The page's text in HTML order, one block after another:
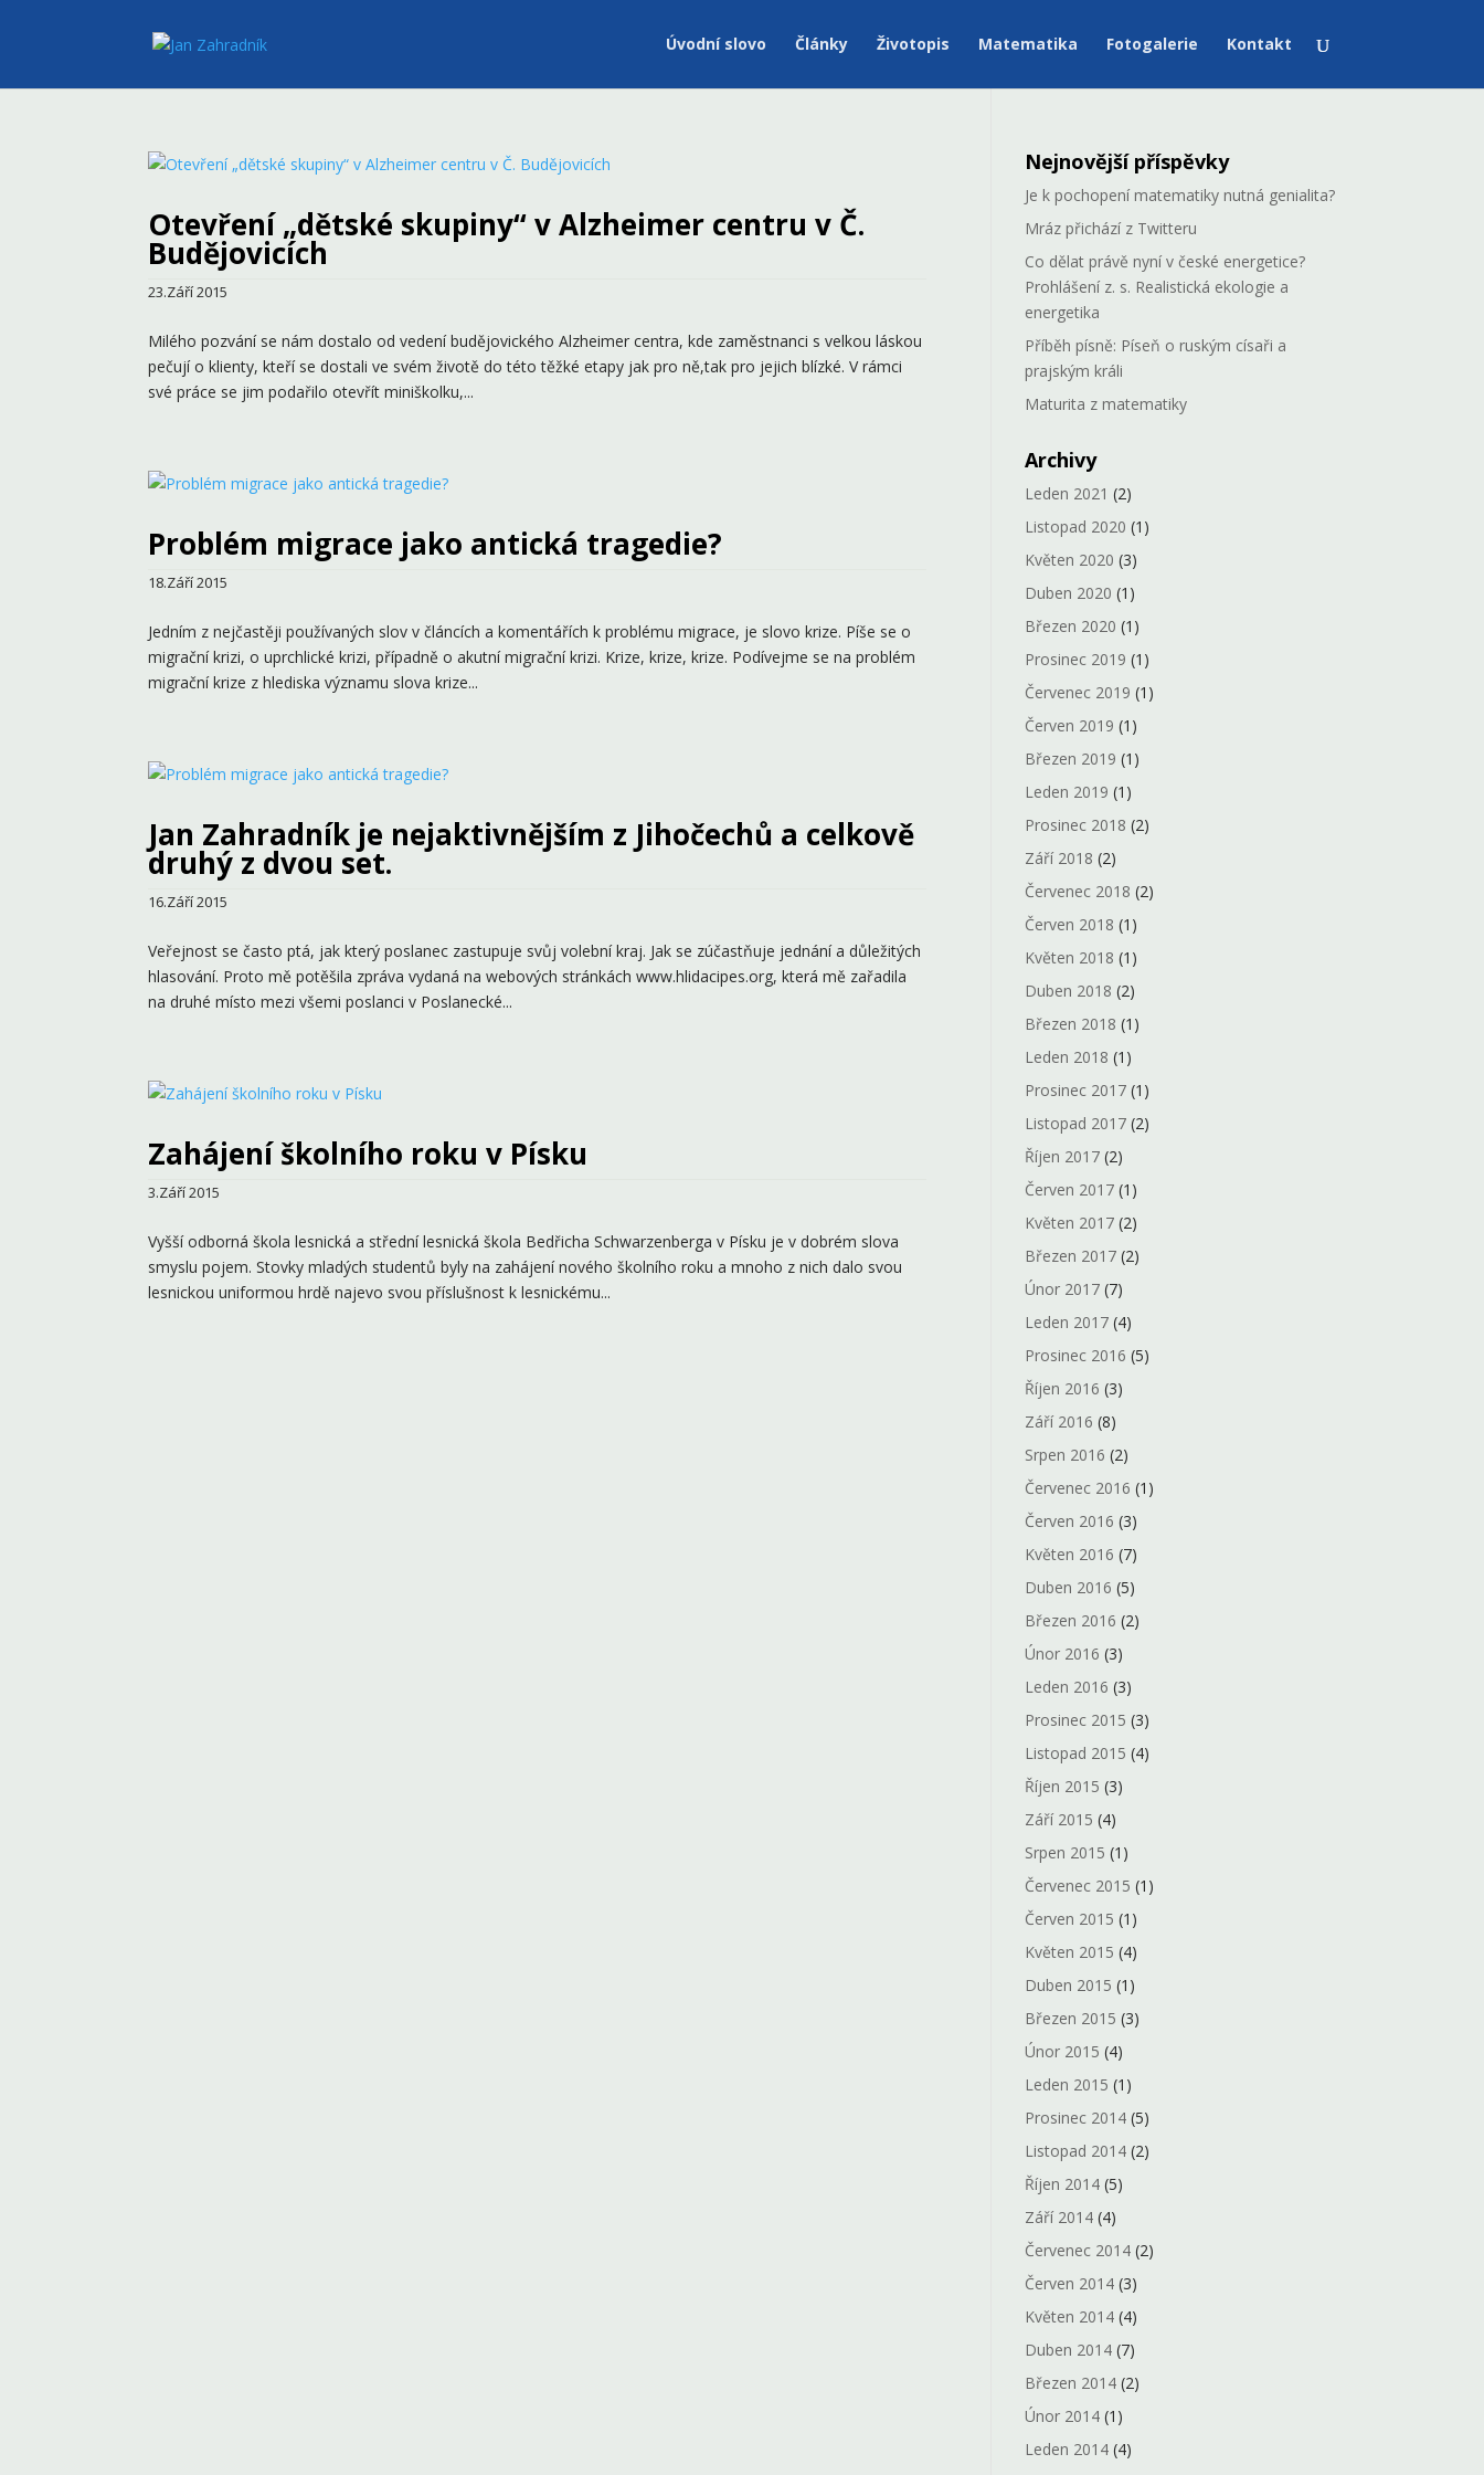
Úvodní slovo Články Životopis Matematika Fotogalerie Kontakt
Otevření „dětské skupiny“ v Alzheimer centru v Č.
Budějovicích
23.Září 2015
Milého pozvání se nám dostalo od vedení budějovického Alzheimer centra, kde zaměstnanci s velkou láskou
pečují o klienty, kteří se dostali ve svém životě do této těžké etapy jak pro ně,tak pro jejich blízké. V rámci
své práce se jim podařilo otevřít miniškolku,...
Problém migrace jako antická tragedie?
18.Září 2015
Jedním z nejčastěji používaných slov v článcích a komentářích k problému migrace, je slovo krize. Píše se o
migrační krizi, o uprchlické krizi, případně o akutní migrační krizi. Krize, krize, krize. Podívejme se na problém
migrační krize z hlediska významu slova krize...
Jan Zahradník je nejaktivnějším z Jihočechů a celkově
druhý z dvou set.
16.Září 2015
Veřejnost se často ptá, jak který poslanec zastupuje svůj volební kraj. Jak se zúčastňuje jednání a důležitých
hlasování. Proto mě potěšila zpráva vydaná na webových stránkách www.hlidacipes.org, která mě zařadila
na druhé místo mezi všemi poslanci v Poslanecké...
Zahájení školního roku v Písku
3.Září 2015
Vyšší odborná škola lesnická a střední lesnická škola Bedřicha Schwarzenberga v Písku je v dobrém slova
smyslu pojem. Stovky mladých studentů byly na zahájení nového školního roku a mnoho z nich dalo svou
lesnickou uniformou hrdě najevo svou příslušnost k lesnickému...
Nejnovější příspěvky
Je k pochopení matematiky nutná genialita?
Mráz přichází z Twitteru
Co dělat právě nyní v české energetice?
Prohlášení z. s. Realistická ekologie a
energetika
Příběh písně: Píseň o ruským císaři a
prajským králi
Maturita z matematiky
Archivy
Leden 2021 (2)
Listopad 2020 (1)
Květen 2020 (3)
Duben 2020 (1)
Březen 2020 (1)
Prosinec 2019 (1)
Červenec 2019 (1)
Červen 2019 (1)
Březen 2019 (1)
Leden 2019 (1)
Prosinec 2018 (2)
Září 2018 (2)
Červenec 2018 (2)
Červen 2018 (1)
Květen 2018 (1)
Duben 2018 (2)
Březen 2018 (1)
Leden 2018 (1)
Prosinec 2017(1)
Listopad 2017(2)
Říjen 2017(2)
Červen 2017(1)
Květen 2017(2)
Březen 2017(2)
Únor 2017(7)
Leden 2017(4)
Prosinec 2016 (5)
Říjen 2016 (3)
Září 2016 (8)
Srpen 2016 (2)
Červenec 2016 (1)
Červen 2016 (3)
Květen 2016 (7)
Duben 2016 (5)
Březen 2016 (2)
Únor 2016 (3)
Leden 2016 (3)
Prosinec 2015 (3)
Listopad 2015 (4)
Říjen 2015 (3)
Září 2015 (4)
Srpen 2015 (1)
Červenec 2015 (1)
Červen 2015 (1)
Květen 2015 (4)
Duben 2015 (1)
Březen 2015 (3)
Únor 2015 (4)
Leden 2015 (1)
Prosinec 2014(5)
Listopad 2014(2)
Říjen 2014(5)
Září 2014(4)
Červenec 2014(2)
Červen 2014(3)
Květen 2014(4)
Duben 2014(7)
Březen 2014(2)
Únor 2014(1)
Leden 2014(4)